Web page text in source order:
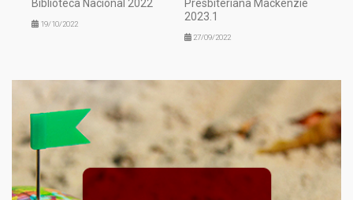
Biblioteca Nacional 2022
19/10/2022
Presbiteriana Mackenzie
2023.1
27/09/2022